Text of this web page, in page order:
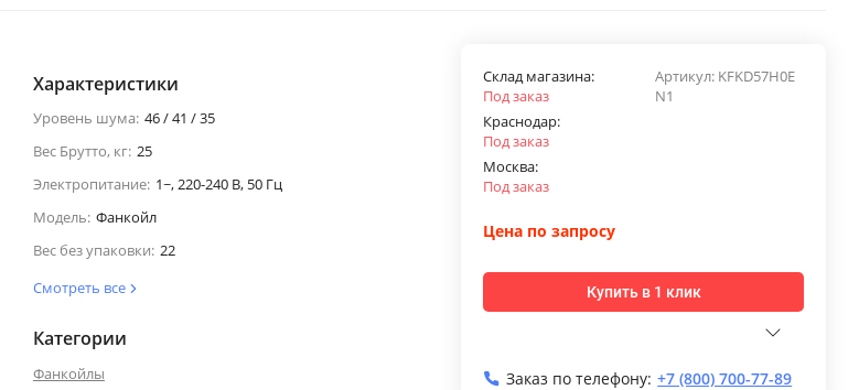
Характеристики
Уровень шума: 46 / 41 / 35
Вес Брутто, кг: 25
Электропитание: 1~, 220-240 В, 50 Гц
Модель: Фанкойл
Вес без упаковки: 22
Смотреть все
Категории
Фанкойлы
Артикул: KFKD57H0E
N1
Склад магазина:
Под заказ
Краснодар:
Под заказ
Москва:
Под заказ
Цена по запросу
Купить в 1 клик
Заказ по телефону: +7 (800) 700-77-89